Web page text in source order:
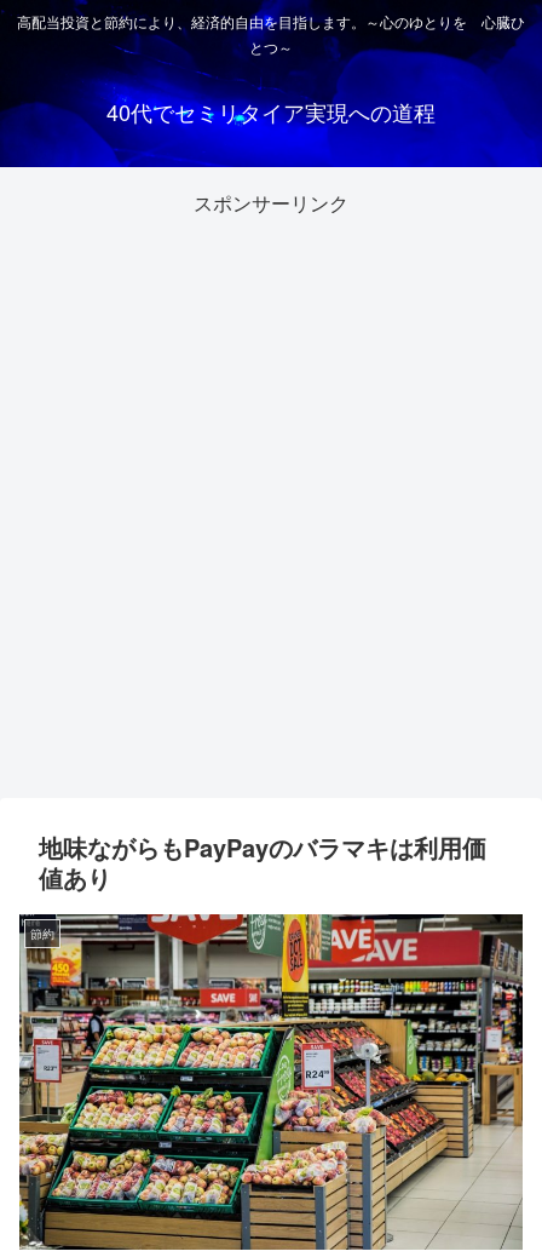
高配当投資と節約により、経済的自由を目指します。～心のゆとりを 心臓ひ
とつ～
40代でセミリタイア実現への道程
スポンサーリンク
地味ながらもPayPayのバラマキは利用価
値あり
節約